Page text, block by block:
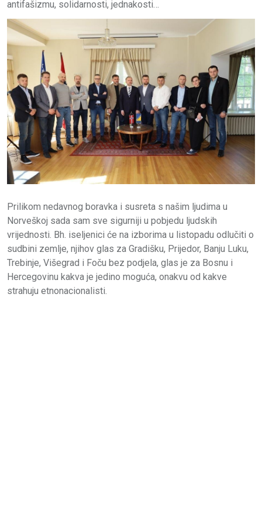
antifašizmu, solidarnosti, jednakosti…
Prilikom nedavnog boravka i susreta s našim ljudima u
Norveškoj sada sam sve sigurniji u pobjedu ljudskih
vrijednosti. Bh. iseljenici će na izborima u listopadu odlučiti o
sudbini zemlje, njihov glas za Gradišku, Prijedor, Banju Luku,
Trebinje, Višegrad i Foču bez podjela, glas je za Bosnu i
Hercegovinu kakva je jedino moguća, onakvu od kakve
strahuju etnonacionalisti.